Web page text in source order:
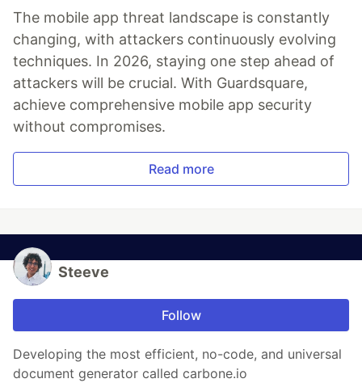
The mobile app threat landscape is constantly
changing, with attackers continuously evolving
techniques. In 2026, staying one step ahead of
attackers will be crucial. With Guardsquare,
achieve comprehensive mobile app security
without compromises.
Read more
Steeve
Follow
Developing the most efficient, no-code, and universal
document generator called carbone.io